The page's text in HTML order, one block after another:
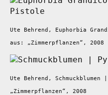
Ute Behrend, Euphorbia
aus: „Zimmerpflanzen“, 2008
Ute Behrend, Schmuckblumen
„Zimmerpflanzen“, 2008